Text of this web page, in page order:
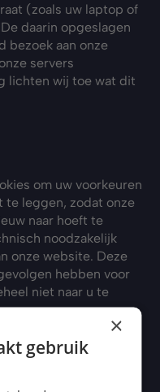
(zoals uw laptop of
daarin opgeslagen
bezoek aan onze
servers
lichten wij toe wat dit
om uw voorkeuren
te leggen, zodat onze
naar hoeft te
noodzakelijk
onze website. Deze
hebben voor
niet naar u te
×
gebruik